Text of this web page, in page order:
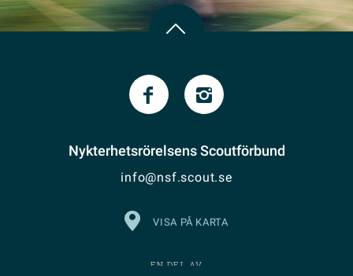
Nykterhetsrörelsens Scoutförbund
info@nsf.scout.se
VISA PÅ KARTA
EN DEL AV